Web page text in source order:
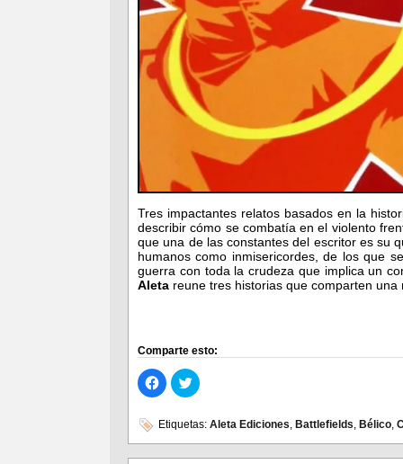
Tres impactantes relatos basados en la
describir cómo se combatía en el violento
que una de las constantes del escritor es su
humanos como inmisericordes, de los que
guerra con toda la crudeza que implica un
Aleta reune tres historias que comparten una
Comparte esto:
Haz
clic
para
en
Facebook
(Se
abre
Haz
clic
en
(Se
abre
Etiquetas: Aleta Ediciones, Battlefields, Bélico,